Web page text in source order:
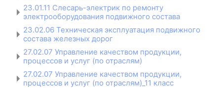
23.01.11 Слесарь-электрик по ремонту
электрооборудования подвижного состава
23.02.06 Техническая эксплуатация подвижного
состава железных дорог
27.02.07 Управление качеством продукции,
процессов и услуг (по отраслям)
27.02.07 Управление качеством продукции,
процессов и услуг (по отраслям)_11 класс